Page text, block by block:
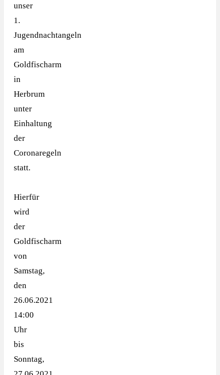
unser
1.
Jugendnachtangeln
am
Goldfischarm
in
Herbrum
unter
Einhaltung
der
Coronaregeln
statt.
Hierfür
wird
der
Goldfischarm
von
Samstag,
den
26.06.2021
14:00
Uhr
bis
Sonntag,